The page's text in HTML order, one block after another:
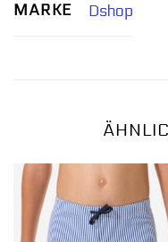
MARKE Dshop